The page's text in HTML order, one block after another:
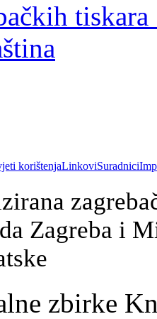
korištenjaLinkoviSuradnici
Zagreba i
zbirke